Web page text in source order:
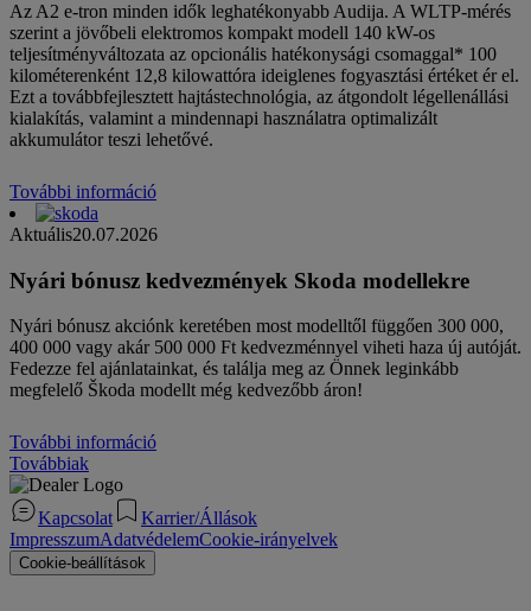
Az A2 e-tron minden idők leghatékonyabb Audija. A WLTP-mérés
szerint a jövőbeli elektromos kompakt modell 140 kW-os
teljesítményváltozata az opcionális hatékonysági csomaggal* 100
kilométerenként 12,8 kilowattóra ideiglenes fogyasztási értéket ér el.
Ezt a továbbfejlesztett hajtástechnológia, az átgondolt légellenállási
kialakítás, valamint a mindennapi használatra optimalizált
akkumulátor teszi lehetővé.
További információ
Aktuális20.07.2026
Nyári bónusz kedvezmények Skoda modellekre
Nyári bónusz akciónk keretében most modelltől függően 300 000,
400 000 vagy akár 500 000 Ft kedvezménnyel viheti haza új autóját.
Fedezze fel ajánlatainkat, és találja meg az Önnek leginkább
megfelelő Škoda modellt még kedvezőbb áron!
További információ
Továbbiak
Kapcsolat
Karrier/Állások
ImpresszumAdatvédelemCookie-irányelvek
Cookie-beállítások